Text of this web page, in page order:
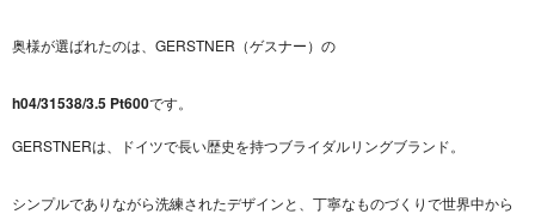
奥様が選ばれたのは、GERSTNER（ゲスナー）の
h04/31538/3.5 Pt600です。
GERSTNERは、ドイツで長い歴史を持つブライダルリングブランド。
シンプルでありながら洗練されたデザインと、丁寧なものづくりで世界中から